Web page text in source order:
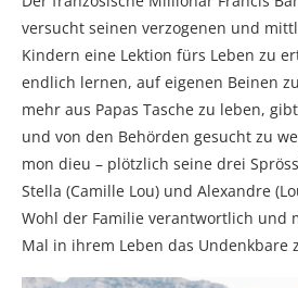
versucht seinen verzogenen und
Kindern eine Lektion fürs Leben zu
endlich lernen, auf eigenen Beinen
mehr aus Papas Tasche zu leben,
und von den Behörden gesucht zu
mon dieu – plötzlich seine drei
Stella (Camille Lou) und Alexandre
Wohl der Familie verantwortlich und
Mal in ihrem Leben das Undenkbare